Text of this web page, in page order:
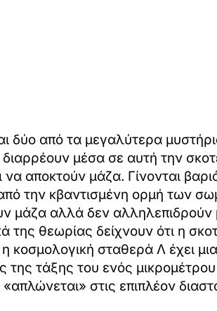
δύο από τα μεγαλύτερα
μέσα σε αυτή την
να αποκτούν μάζα. Γίνονται
την κβαντισμένη ορμή των
μάζα αλλά δεν
της θεωρίας δείχνουν ότι η
κοσμολογική σταθερά Λ έχει
της τάξης του ενός
«απλώνεται» στις επιπλέον